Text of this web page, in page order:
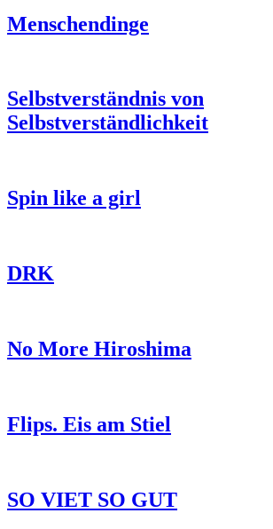
Menschendinge
Selbstverständnis von
Selbstverständlichkeit
Spin like a girl
DRK
No More Hiroshima
Flips. Eis am Stiel
SO VIET SO GUT